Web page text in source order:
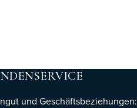
und Geschäftsbeziehungen: